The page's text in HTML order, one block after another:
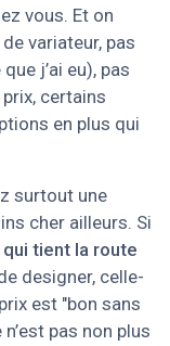
vous. Et on
variateur, pas
j’ai eu), pas
certains
en plus qui
surtout une
cher ailleurs. Si
tient la route
designer, celle-
est "bon sans
pas non plus